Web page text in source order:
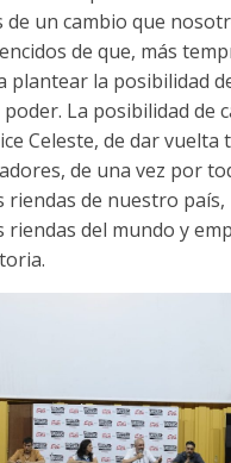
un cambio que
de que, más
plantear la posibilidad
La posibilidad de
Celeste, de dar vuelta
de una vez por
riendas de nuestro país,
del mundo y